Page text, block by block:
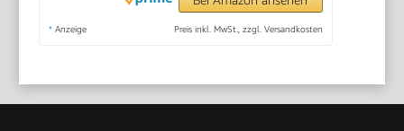
* Anzeige Preis inkl. MwSt., zzgl. Versandkosten